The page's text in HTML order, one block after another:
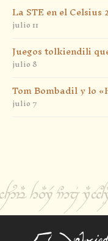
La STE en el Celsius
julio 11
Juegos tolkiendili
julio 8
Tom Bombadil y lo
julio 7